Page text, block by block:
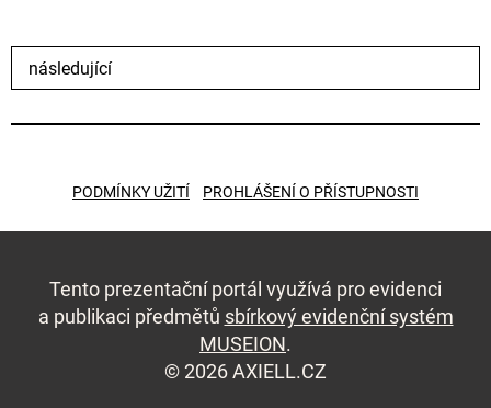
následující
PODMÍNKY UŽITÍ PROHLÁŠENÍ O PŘÍSTUPNOSTI
Tento prezentační portál využívá pro evidenci
a publikaci předmětů sbírkový evidenční systém
MUSEION.
© 2026 AXIELL.CZ